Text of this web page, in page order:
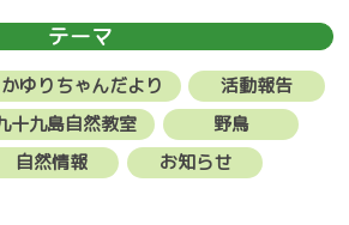
テーマ
かゆりちゃんだより
活動報告
十九島自然教室
野鳥
自然情報 お知らせ